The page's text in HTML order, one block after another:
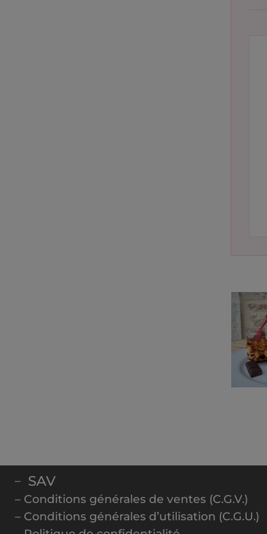
– SAV
– Conditions générales de ventes (C.G.V.)
– Conditions générales d’utilisation (C.G.U.)